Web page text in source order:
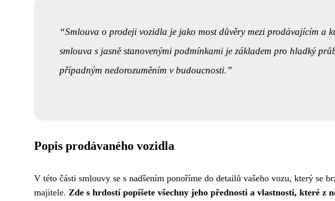
Smlouva o prodeji vozidla je jako most důvěry mezi prodávajícím a
smlouva s jasně stanovenými podmínkami je základem pro hladký
případným nedorozuměním v budoucnosti.
Popis prodávaného vozidla
V této části smlouvy se s nadšením ponoříme do detailů vašeho vozu, který se
majitele. Zde s hrdostí popíšete všechny jeho přednosti a vlastnosti, které z